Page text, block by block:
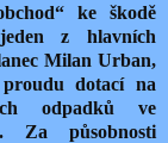
ke škodě
z hlavních
Milan Urban,
dotací na
odpadků ve
Za působnosti